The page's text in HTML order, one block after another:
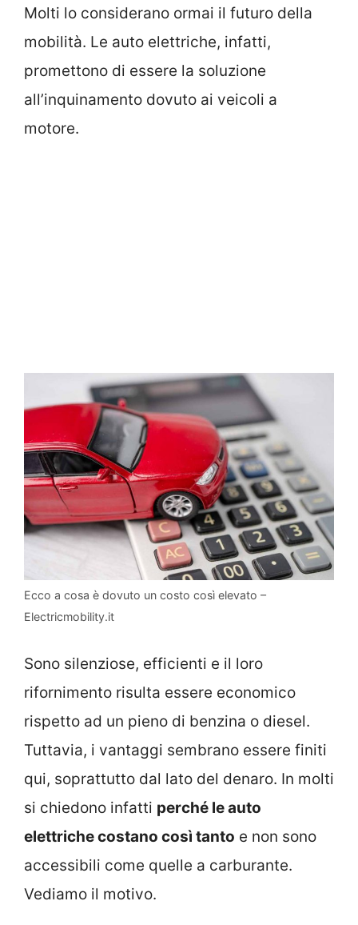
Molti lo considerano ormai il futuro della
mobilità. Le auto elettriche, infatti,
promettono di essere la soluzione
all’inquinamento dovuto ai veicoli a
motore.
Ecco a cosa è dovuto un costo così elevato –
Electricmobility.it
Sono silenziose, efficienti e il loro
rifornimento risulta essere economico
rispetto ad un pieno di benzina o diesel.
Tuttavia, i vantaggi sembrano essere finiti
qui, soprattutto dal lato del denaro. In molti
si chiedono infatti perché le auto
elettriche costano così tanto e non sono
accessibili come quelle a carburante.
Vediamo il motivo.